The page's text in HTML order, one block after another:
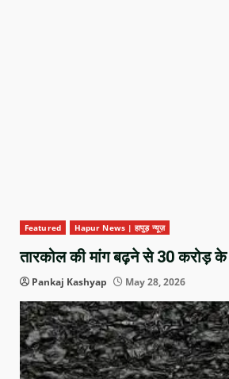
Featured Hapur News | हापुड़ न्यूज़
तारकोल की मांग बढ़ने से 30 करोड़
Pankaj Kashyap May 28, 2026